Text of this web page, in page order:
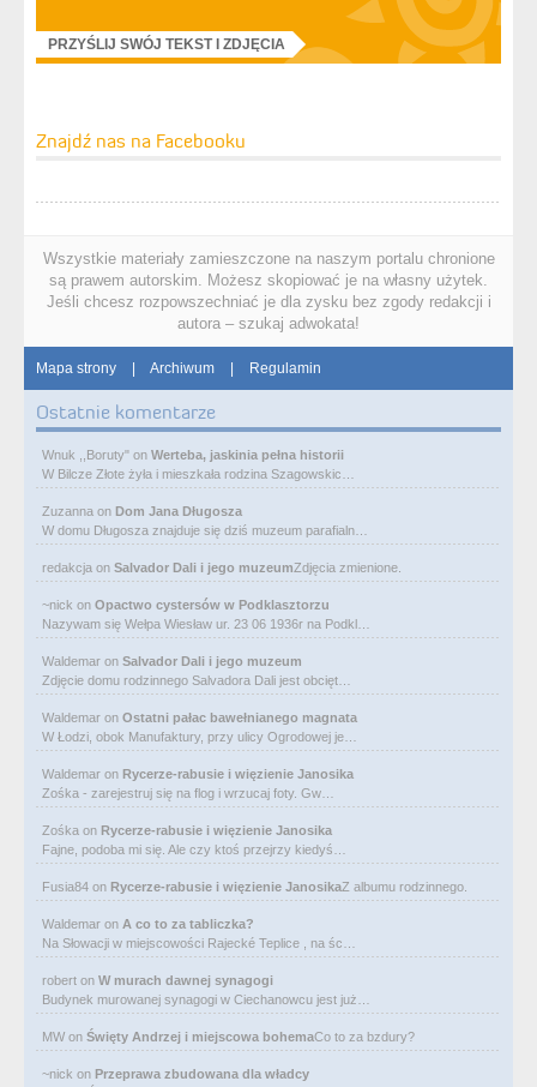
PRZYŚLIJ SWÓJ TEKST I ZDJĘCIA
Znajdź nas na Facebooku
Wszystkie materiały zamieszczone na naszym portalu chronione
są prawem autorskim. Możesz skopiować je na własny użytek.
Jeśli chcesz rozpowszechniać je dla zysku bez zgody redakcji i
autora – szukaj adwokata!
Mapa strony | Archiwum | Regulamin
Ostatnie komentarze
Wnuk ,,Boruty" on Werteba, jaskinia pełna historii
W Bilcze Złote żyła i mieszkała rodzina Szagowskic…
Zuzanna on Dom Jana Długosza
W domu Długosza znajduje się dziś muzeum parafialn…
redakcja on Salvador Dali i jego muzeumZdjęcia zmienione.
~nick on Opactwo cystersów w Podklasztorzu
Nazywam się Wełpa Wiesław ur. 23 06 1936r na Podkl…
Waldemar on Salvador Dali i jego muzeum
Zdjęcie domu rodzinnego Salvadora Dali jest obcięt…
Waldemar on Ostatni pałac bawełnianego magnata
W Łodzi, obok Manufaktury, przy ulicy Ogrodowej je…
Waldemar on Rycerze-rabusie i więzienie Janosika
Zośka - zarejestruj się na flog i wrzucaj foty. Gw…
Zośka on Rycerze-rabusie i więzienie Janosika
Fajne, podoba mi się. Ale czy ktoś przejrzy kiedyś…
Fusia84 on Rycerze-rabusie i więzienie JanosikaZ albumu rodzinnego.
Waldemar on A co to za tabliczka?
Na Słowacji w miejscowości Rajecké Teplice , na śc…
robert on W murach dawnej synagogi
Budynek murowanej synagogi w Ciechanowcu jest już…
MW on Święty Andrzej i miejscowa bohemaCo to za bzdury?
~nick on Przeprawa zbudowana dla władcy